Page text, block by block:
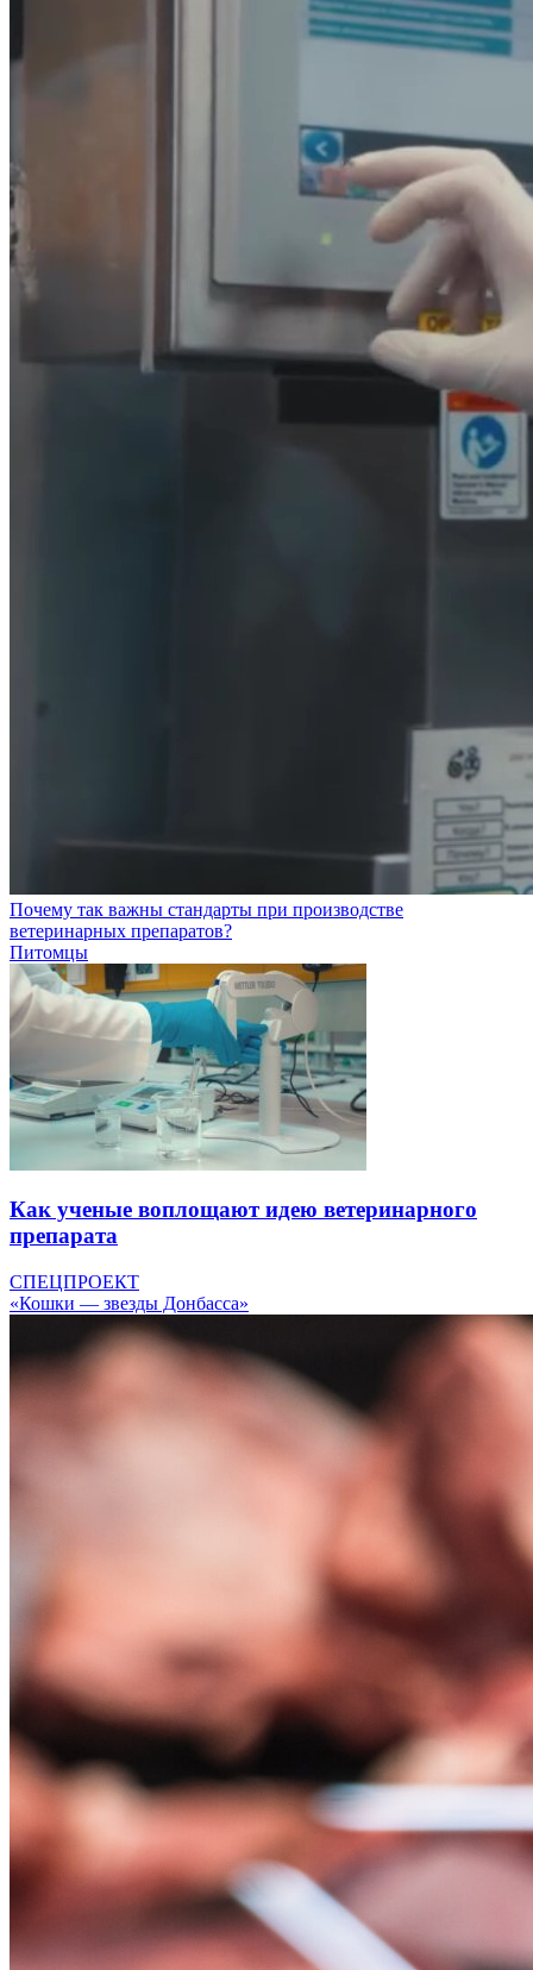
Почему так важны стандарты при производстве
ветеринарных препаратов?
Питомцы
Как ученые воплощают идею ветеринарного
препарата
СПЕЦПРОЕКТ
«Кошки — звезды Донбасса»